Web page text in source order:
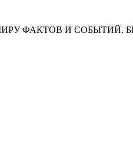
ФАКТОВ И СОБЫТИЙ.